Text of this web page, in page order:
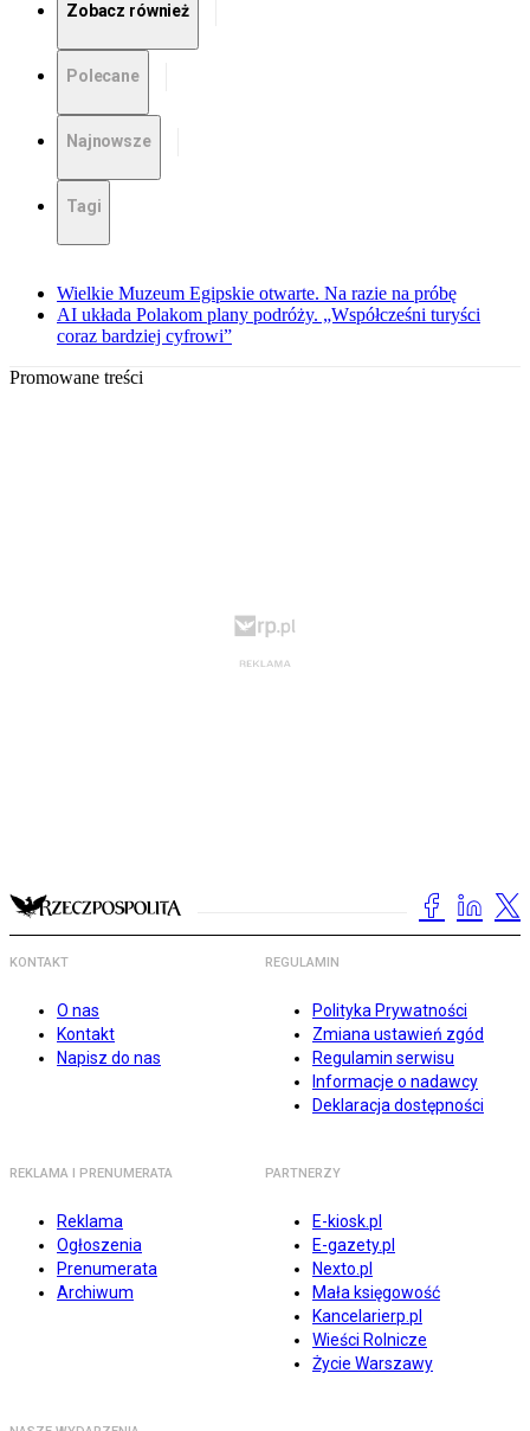
Zobacz również
Polecane
Najnowsze
Tagi
Wielkie Muzeum Egipskie otwarte. Na razie na próbę
AI układa Polakom plany podróży. „Współcześni turyści
coraz bardziej cyfrowi”
Promowane treści
KONTAKT
O nas
Kontakt
Napisz do nas
REGULAMIN
Polityka Prywatności
Zmiana ustawień zgód
Regulamin serwisu
Informacje o nadawcy
Deklaracja dostępności
REKLAMA I PRENUMERATA
Reklama
Ogłoszenia
Prenumerata
Archiwum
PARTNERZY
E-kiosk.pl
E-gazety.pl
Nexto.pl
Mała księgowość
Kancelarierp.pl
Wieści Rolnicze
Życie Warszawy